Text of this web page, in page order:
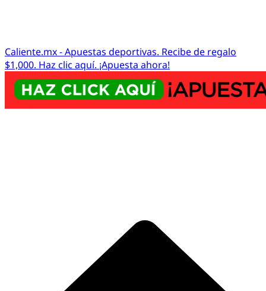
Caliente.mx - Apuestas deportivas. Recibe de regalo
$1,000. Haz clic aquí. ¡Apuesta ahora!